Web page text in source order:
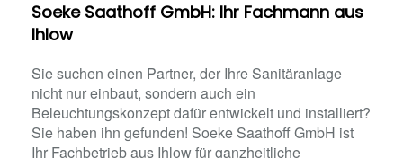
Soeke Saathoff GmbH: Ihr Fachmann aus
Ihlow
Sie suchen einen Partner, der Ihre Sanitäranlage
nicht nur einbaut, sondern auch ein
Beleuchtungskonzept dafür entwickelt und installiert?
Sie haben ihn gefunden! Soeke Saathoff GmbH ist
Ihr Fachbetrieb aus Ihlow für ganzheitliche